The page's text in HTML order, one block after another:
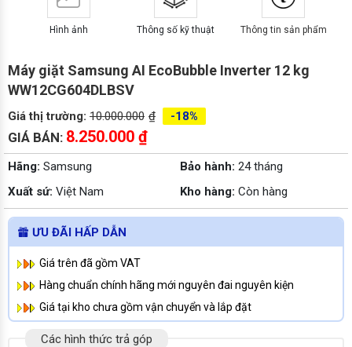
Hình ảnh Thông số kỹ thuật Thông tin sản phẩm
Máy giặt Samsung AI EcoBubble Inverter 12 kg
WW12CG604DLBSV
Giá thị trường: 10.000.000 ₫ -18%
GIÁ BÁN: 8.250.000 ₫
Hãng: Samsung Bảo hành: 24 tháng
Xuất sứ: Việt Nam Kho hàng: Còn hàng
ƯU ĐÃI HẤP DẪN
Giá trên đã gồm VAT
Hàng chuẩn chính hãng mới nguyên đai nguyên kiện
Giá tại kho chưa gồm vận chuyển và lắp đặt
Các hình thức trả góp